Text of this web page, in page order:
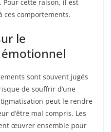
cette raison, il est
comportements.
le
sont souvent jugés
de souffrir d’une
peut le rendre
d’être mal compris. Les
œuvrer ensemble pour